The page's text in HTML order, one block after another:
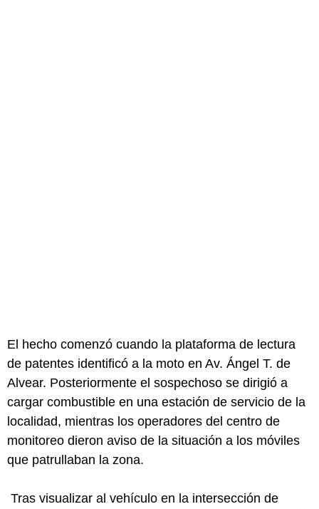
El hecho comenzó cuando la plataforma de lectura
de patentes identificó a la moto en Av. Ángel T. de
Alvear. Posteriormente el sospechoso se dirigió a
cargar combustible en una estación de servicio de la
localidad, mientras los operadores del centro de
monitoreo dieron aviso de la situación a los móviles
que patrullaban la zona.
Tras visualizar al vehículo en la intersección de